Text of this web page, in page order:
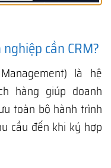
cần CRM?
là hệ
hàng giúp doanh
toàn bộ hành trình
cầu đến khi ký hợp